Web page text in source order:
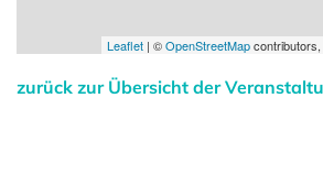
Leaflet | ©OpenStreetMap
zurück zur Übersicht der